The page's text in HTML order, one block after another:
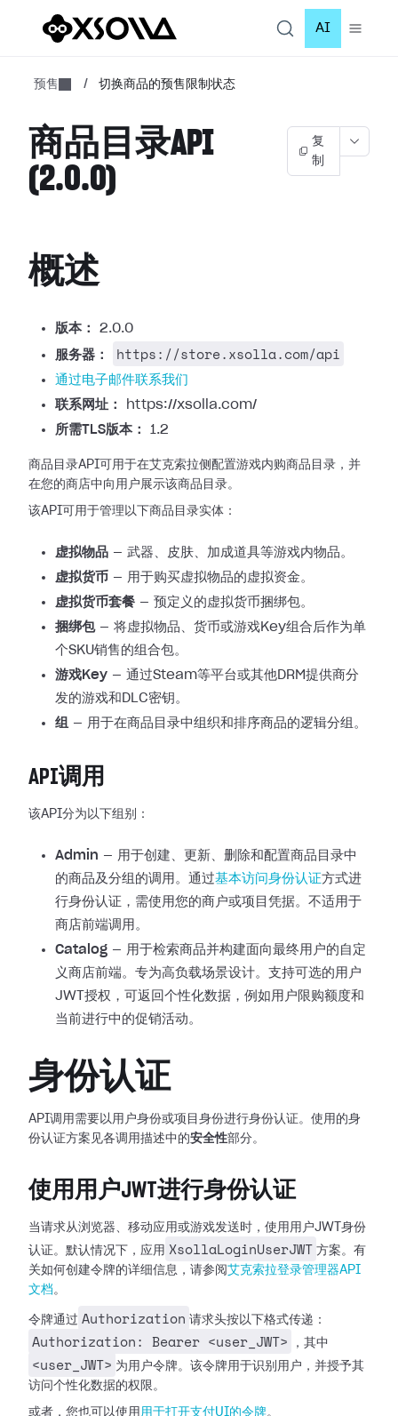
AI
预售 / 切换商品的预售限制状态
商品目录API
(2.0.0)
复
制
概述
版本：
2.0.0
服务器：
https://store.xsolla.com/api
通过电子邮件联系我们
联系网址：
https://xsolla.com/
所需TLS版本：
1.2
商品目录API可用于在艾克索拉侧配置游戏内购商品目录，并
在您的商店中向用户展示该商品目录。
该API可用于管理以下商品目录实体：
虚拟物品 — 武器、皮肤、加成道具等游戏内物品。
虚拟货币 — 用于购买虚拟物品的虚拟资金。
虚拟货币套餐 — 预定义的虚拟货币捆绑包。
捆绑包— 将虚拟物品、货币或游戏Key组合后作为单
个SKU销售的组合包。
游戏Key — 通过Steam等平台或其他DRM提供商分
发的游戏和DLC密钥。
组 — 用于在商品目录中组织和排序商品的逻辑分组。
API调用
该API分为以下组别：
Admin — 用于创建、更新、删除和配置商品目录中
的商品及分组的调用。通过基本访问身份认证方式进
行身份认证，需使用您的商户或项目凭据。不适用于
商店前端调用。
Catalog — 用于检索商品并构建面向最终用户的自定
义商店前端。专为高负载场景设计。支持可选的用户
JWT授权，可返回个性化数据，例如用户限购额度和
当前进行中的促销活动。
身份认证
API调用需要以用户身份或项目身份进行身份认证。使用的身
份认证方案见各调用描述中的安全性部分。
使用用户JWT进行身份认证
当请求从浏览器、移动应用或游戏发送时，使用用户JWT身份
认证。默认情况下，应用 XsollaLoginUserJWT 方案。有
关如何创建令牌的详细信息，请参阅 艾克索拉登录管理器API
文档。
令牌通过 Authorization 请求头按以下格式传递：
Authorization: Bearer <user_JWT> ，其中
<user_JWT> 为用户令牌。该令牌用于识别用户，并授予其
访问个性化数据的权限。
或者，您也可以使用 用于打开支付UI的令牌。